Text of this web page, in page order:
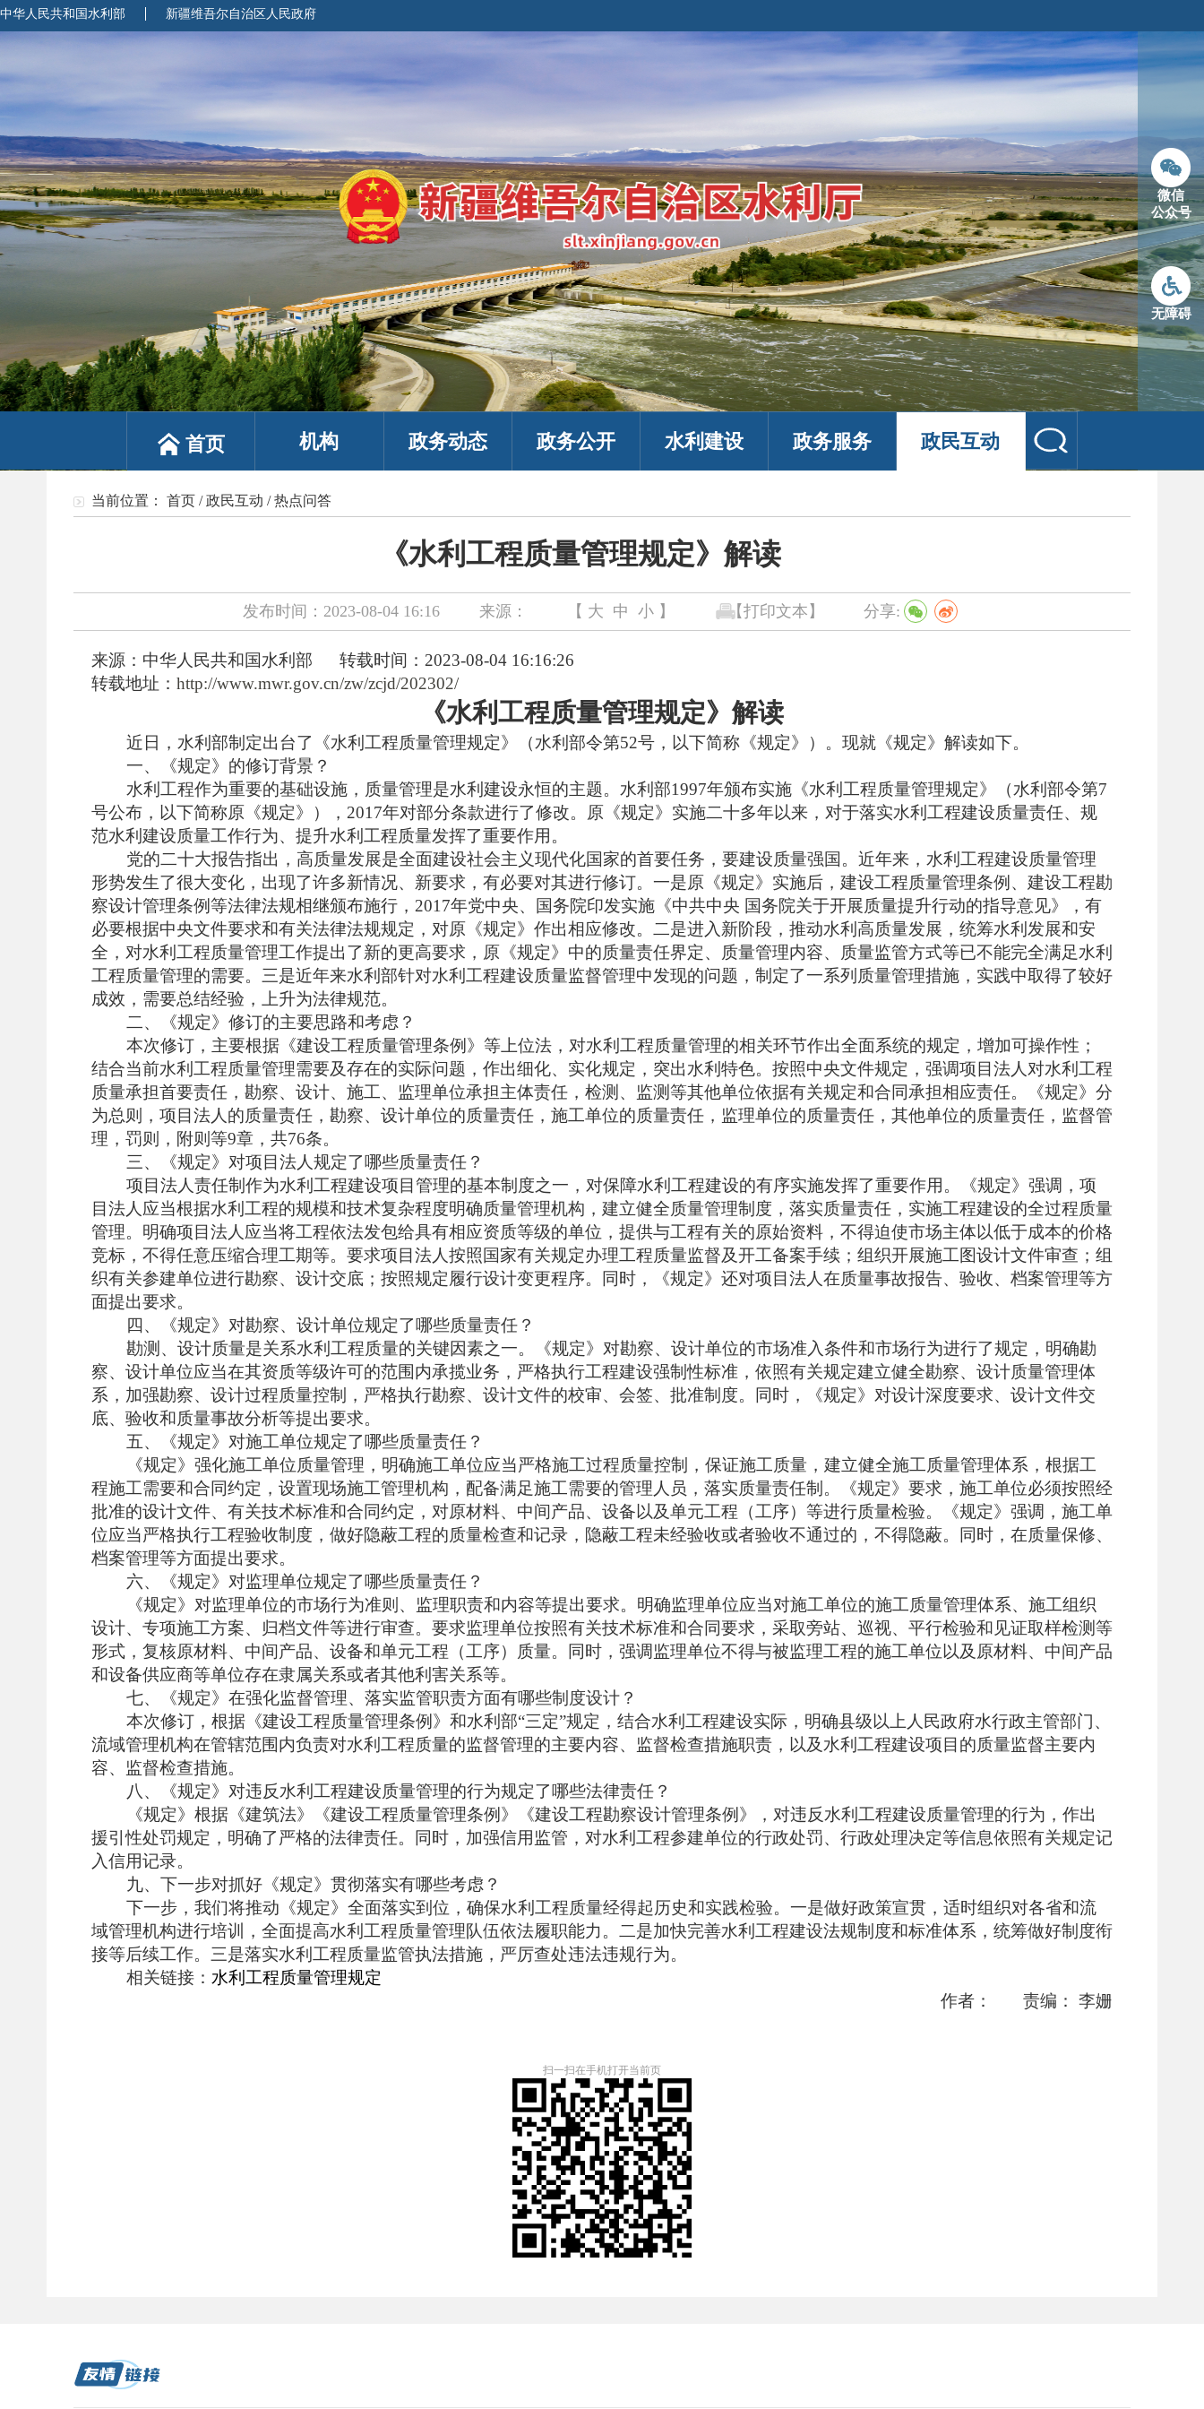
中华人民共和国水利部 新疆维吾尔自治区人民政府
首页 机构 政务动态 政务公开 水利建设 政务服务 政民互动
微信
公众号
无障碍
当前位置： 首页 /政民互动 /热点问答
《水利工程质量管理规定》解读
发布时间：2023-08-04 16:16 来源： 【 大 中 小 】 【打印文本】 分享:
来源：中华人民共和国水利部
转载时间：2023-08-04 16:16:26
转载地址： http://www.mwr.gov.cn/zw/zcjd/202302/
《水利工程质量管理规定》解读
近日，水利部制定出台了《水利工程质量管理规定》（水利部令第52号，以下简称《规定》）。现就《规定》解读如下。
一、《规定》的修订背景？
水利工程作为重要的基础设施，质量管理是水利建设永恒的主题。水利部1997年颁布实施《水利工程质量管理规定》（水利部令第7
号公布，以下简称原《规定》），2017年对部分条款进行了修改。原《规定》实施二十多年以来，对于落实水利工程建设质量责任、规
范水利建设质量工作行为、提升水利工程质量发挥了重要作用。
党的二十大报告指出，高质量发展是全面建设社会主义现代化国家的首要任务，要建设质量强国。近年来，水利工程建设质量管理
形势发生了很大变化，出现了许多新情况、新要求，有必要对其进行修订。一是原《规定》实施后，建设工程质量管理条例、建设工程勘
察设计管理条例等法律法规相继颁布施行， 2017年党中央、国务院印发实施《中共中央 国务院关于开展质量提升行动的指导意见》，有
必要根据中央文件要求和有关法律法规规定，对原《规定》作出相应修改。二是进入新阶段，推动水利高质量发展，统筹水利发展和安
全，对水利工程质量管理工作提出了新的更高要求，原《规定》中的质量责任界定、质量管理内容、质量监管方式等已不能完全满足水利
工程质量管理的需要。三是近年来水利部针对水利工程建设质量监督管理中发现的问题，制定了一系列质量管理措施，实践中取得了较好
成效，需要总结经验，上升为法律规范。
二、《规定》修订的主要思路和考虑？
本次修订，主要根据《建设工程质量管理条例》等上位法，对水利工程质量管理的相关环节作出全面系统的规定，增加可操作性；
结合当前水利工程质量管理需要及存在的实际问题，作出细化、实化规定，突出水利特色。按照中央文件规定，强调项目法人对水利工程
质量承担首要责任，勘察、设计、施工、监理单位承担主体责任，检测、监测等其他单位依据有关规定和合同承担相应责任。《规定》分
为总则，项目法人的质量责任，勘察、设计单位的质量责任，施工单位的质量责任，监理单位的质量责任，其他单位的质量责任，监督管
理，罚则，附则等9章，共76条。
三、《规定》对项目法人规定了哪些质量责任？
项目法人责任制作为水利工程建设项目管理的基本制度之一，对保障水利工程建设的有序实施发挥了重要作用。《规定》强调，项
目法人应当根据水利工程的规模和技术复杂程度明确质量管理机构，建立健全质量管理制度，落实质量责任，实施工程建设的全过程质量
管理。明确项目法人应当将工程依法发包给具有相应资质等级的单位，提供与工程有关的原始资料，不得迫使市场主体以低于成本的价格
竞标，不得任意压缩合理工期等。要求项目法人按照国家有关规定办理工程质量监督及开工备案手续；组织开展施工图设计文件审查；组
织有关参建单位进行勘察、设计交底；按照规定履行设计变更程序。同时，《规定》还对项目法人在质量事故报告、验收、档案管理等方
面提出要求。
四、《规定》对勘察、设计单位规定了哪些质量责任？
勘测、设计质量是关系水利工程质量的关键因素之一。《规定》对勘察、设计单位的市场准入条件和市场行为进行了规定，明确勘
察、设计单位应当在其资质等级许可的范围内承揽业务，严格执行工程建设强制性标准，依照有关规定建立健全勘察、设计质量管理体
系，加强勘察、设计过程质量控制，严格执行勘察、设计文件的校审、会签、批准制度。同时，《规定》对设计深度要求、设计文件交
底、验收和质量事故分析等提出要求。
五、《规定》对施工单位规定了哪些质量责任？
《规定》强化施工单位质量管理，明确施工单位应当严格施工过程质量控制，保证施工质量，建立健全施工质量管理体系，根据工
程施工需要和合同约定，设置现场施工管理机构，配备满足施工需要的管理人员，落实质量责任制。《规定》要求，施工单位必须按照经
批准的设计文件、有关技术标准和合同约定，对原材料、中间产品、设备以及单元工程（工序）等进行质量检验。《规定》强调，施工单
位应当严格执行工程验收制度，做好隐蔽工程的质量检查和记录，隐蔽工程未经验收或者验收不通过的，不得隐蔽。同时，在质量保修、
档案管理等方面提出要求。
六、《规定》对监理单位规定了哪些质量责任？
《规定》对监理单位的市场行为准则、监理职责和内容等提出要求。明确监理单位应当对施工单位的施工质量管理体系、施工组织
设计、专项施工方案、归档文件等进行审查。要求监理单位按照有关技术标准和合同要求，采取旁站、巡视、平行检验和见证取样检测等
形式，复核原材料、中间产品、设备和单元工程（工序）质量。同时，强调监理单位不得与被监理工程的施工单位以及原材料、中间产品
和设备供应商等单位存在隶属关系或者其他利害关系等。
七、《规定》在强化监督管理、落实监管职责方面有哪些制度设计？
本次修订，根据《建设工程质量管理条例》和水利部“三定”规定，结合水利工程建设实际，明确县级以上人民政府水行政主管部门、
流域管理机构在管辖范围内负责对水利工程质量的监督管理的主要内容、监督检查措施职责，以及水利工程建设项目的质量监督主要内
容、监督检查措施。
八、《规定》对违反水利工程建设质量管理的行为规定了哪些法律责任？
《规定》根据《建筑法》《建设工程质量管理条例》《建设工程勘察设计管理条例》，对违反水利工程建设质量管理的行为，作出
援引性处罚规定，明确了严格的法律责任。同时，加强信用监管，对水利工程参建单位的行政处罚、行政处理决定等信息依照有关规定记
入信用记录。
九、下一步对抓好《规定》贯彻落实有哪些考虑？
下一步，我们将推动《规定》全面落实到位，确保水利工程质量经得起历史和实践检验。一是做好政策宣贯，适时组织对各省和流
域管理机构进行培训，全面提高水利工程质量管理队伍依法履职能力。二是加快完善水利工程建设法规制度和标准体系，统筹做好制度衔
接等后续工作。三是落实水利工程质量监管执法措施，严厉查处违法违规行为。
相关链接： 水利工程质量管理规定
作者：
责编： 李姗
扫一扫在手机打开当前页